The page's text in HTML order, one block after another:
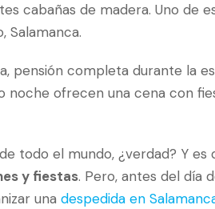
cabañas de madera. Uno de
Salamanca.
pensión completa durante la
noche ofrecen una cena con
todo el mundo, ¿verdad? Y
y fiestas. Pero, antes del día
una despedida en